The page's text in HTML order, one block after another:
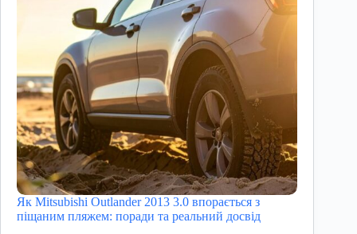
Як Mitsubishi Outlander 2013 3.0 впорається з
піщаним пляжем: поради та реальний досвід